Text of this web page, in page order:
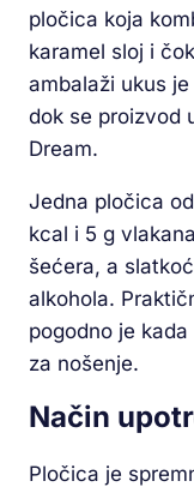
pločica koja
karamel sloj i
ambalaži ukus
dok se proizvod
Dream.
Jedna pločica
kcal i 5 g
šećera, a
alkohola.
pogodno je
za nošenje.
Način
Pločica je